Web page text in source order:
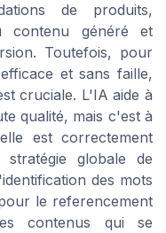
de produits,
contenu généré et
Toutefois, pour
et sans faille,
cruciale. L'IA aide à
qualité, mais c'est à
est correctement
globale de
des mots
le referencement
contenus qui se